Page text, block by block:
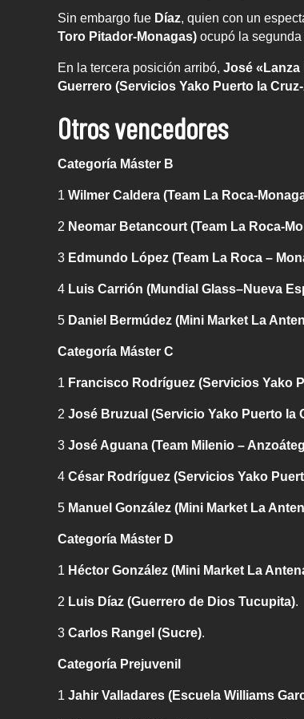
Sin embargo fue Díaz, quien con un
Toro Pitador-Monagas) ocupó la
En la tercera posición arribó, José «Lanza
Guerrero (Servicios Yako Puerto la
Otros vencedores
Categoría Máster B
1 Wilmer Caldera (Team La Roca-
2 Neomar Betancourt (Team La Roca-
3 Edmundo López (Team La Roca –
4 Luis Carrión (Mundial Glass–Nueva
5 Daniel Bermúdez (Mini Market La
Categoría Máster C
1 Francisco Rodríguez (Servicios Yako
2 José Bruzual (Servicio Yako Puerto la
3 José Aguana (Team Milenio –
4 César Rodríguez (Servicios Yako
5 Manuel González (Mini Market La
Categoría Máster D
1 Héctor González (Mini Market La
2 Luis Díaz (Guerrero de Dios Tucupita).
3 Carlos Rangel (Sucre).
Categoría Prejuvenil
1 Jahir Valladares (Escuela Williams